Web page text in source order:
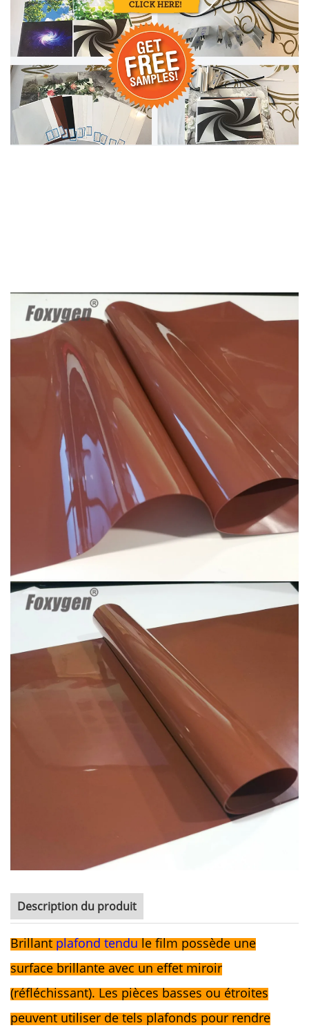
Description du produit
Brillantplafond tendule film possède une
surface brillante avec un effet miroir
(réfléchissant).Les pièces basses ou étroites
peuvent utiliser de tels plafonds pour rendre